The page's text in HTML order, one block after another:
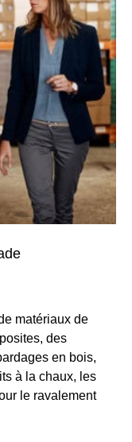
matériaux de
des
en bois,
à la chaux, les
le ravalement